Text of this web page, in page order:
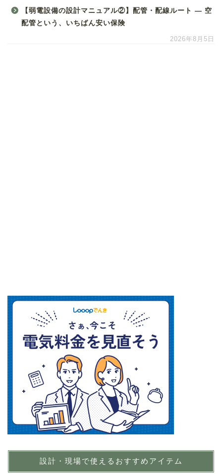
【弱電設備の設計マニュアル②】配管・配線ルート ― 空
配管という、いちばん安い保険
2026年8月5日
設計・現場で使えるおすすめアイテム